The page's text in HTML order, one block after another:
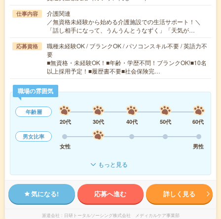
仕事内容
介護関連
／無資格未経験から始める介護施設での生活サポート！＼
「話し相手になって、うんうんとうなずく」「天気が…
応募資格
職種未経験OK / ブランクOK / パソコンスキル不要 / 英語力不
要
■無資格・未経験OK！■年齢・学歴不問！ブランクOK!■10名
以上採用予定！■履歴書不要■社会保険完…
職場の雰囲気
年齢層
20代
30代 40代 50代
60代
男女比率
女性
男性
もっと見る
気になる! 応募へ進む 詳しく見る
派遣会社 日研トータルソーシング株式会社 メディカルケア事業部